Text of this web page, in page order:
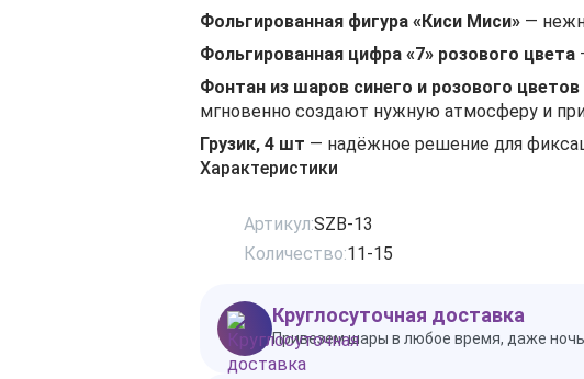
Фольгированная фигура «Киси Миси» —
Фольгированная цифра «7» розового цвета
Фонтан из шаров синего и розового
мгновенно создают нужную атмосферу и
Грузик, 4 шт — надёжное решение для
Характеристики
Артикул:SZB-13
Количество:11-15
Круглосуточная доставка
Привезем шары в любое время, даже